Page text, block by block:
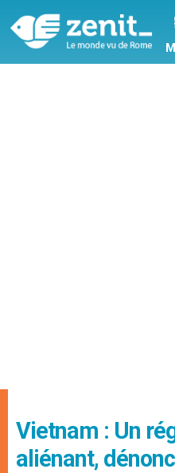
Vietnam : Un
aliénant,